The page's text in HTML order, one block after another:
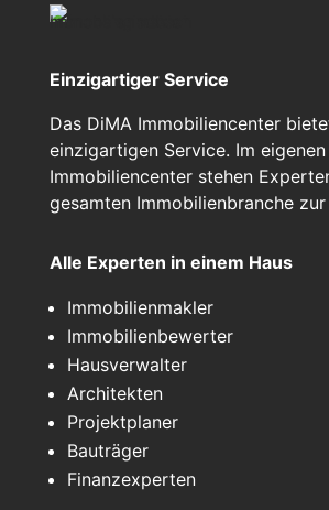
Einzigartiger Service
Das DiMA Immobiliencenter
einzigartigen Service. Im eigenen
Immobiliencenter stehen
gesamten Immobilienbranche
Alle Experten in einem Haus
Immobilienmakler
Immobilienbewerter
Hausverwalter
Architekten
Projektplaner
Bauträger
Finanzexperten